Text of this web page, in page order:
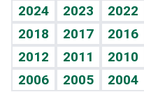
Vida y familia
Eñe
Celebrando la vida
Sin complejos
TBT Deportivo
Guía del dinero
Horóscopos
Crucigramas
2024 2023 2022
2018
2017 2016
2012
2011 2010
2006
2005 2004